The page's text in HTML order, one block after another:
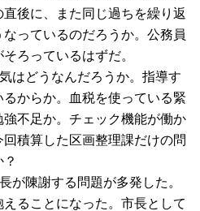
後に、また同じ過ちを繰り返
っているのだろうか。公務員
ろっているはずだ。
はどうなんだろうか。指導す
からか。血税を使っている緊
不足か。チェック機能が働か
積算した区画整理課だけの問
が陳謝する問題が多発した。
ることになった。市長として